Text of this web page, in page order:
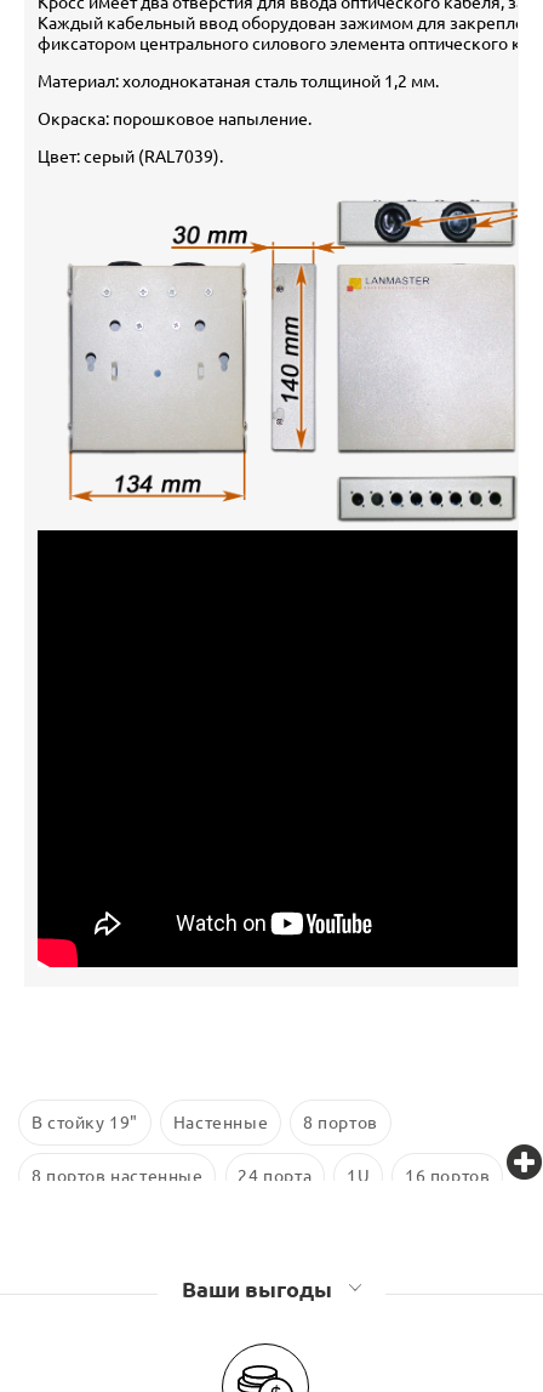
Каждый кабельный ввод оборудован зажимом для
фиксатором центрального силового элемента оптического
Материал: холоднокатаная сталь толщиной 1,2 мм.
Окраска: порошковое напыление.
Цвет: серый (RAL7039).
В стойку 19" Настенные 8 портов
8 портов настенные 24 порта 1U 16 портов
Ваши выгоды